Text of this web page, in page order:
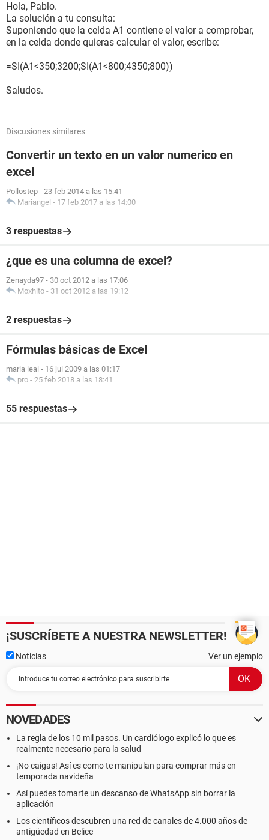
Hola, Pablo.
La solución a tu consulta:
Suponiendo que la celda A1 contiene el valor a comprobar,
en la celda donde quieras calcular el valor, escribe:
=SI(A1<350;3200;SI(A1<800;4350;800))
Saludos.
Discusiones similares
Convertir un texto en un valor numerico en
excel
Pollostep - 23 feb 2014 a las 15:41
Mariangel - 17 feb 2017 a las 14:00
3 respuestas
¿que es una columna de excel?
Zenayda97 - 30 oct 2012 a las 17:06
Moxhito - 31 oct 2012 a las 19:12
2 respuestas
Fórmulas básicas de Excel
maria leal - 16 jul 2009 a las 01:17
pro - 25 feb 2018 a las 18:41
55 respuestas
¡SUSCRÍBETE A NUESTRA NEWSLETTER!
Noticias Ver un ejemplo
NOVEDADES
La regla de los 10 mil pasos. Un cardiólogo explicó lo que es
realmente necesario para la salud
¡No caigas! Así es como te manipulan para comprar más en
temporada navideña
Así puedes tomarte un descanso de WhatsApp sin borrar la
aplicación
Los científicos descubren una red de canales de 4.000 años de
antigüedad en Belice